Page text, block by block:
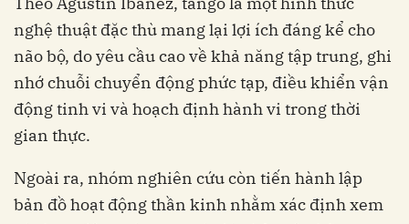
nghệ thuật đặc thù mang lại lợi ích đáng kể cho
não bộ, do yêu cầu cao về khả năng tập trung, ghi
nhớ chuỗi chuyển động phức tạp, điều khiển vận
động tinh vi và hoạch định hành vi trong thời
gian thực.
Ngoài ra, nhóm nghiên cứu còn tiến hành lập
bản đồ hoạt động thần kinh nhằm xác định xem